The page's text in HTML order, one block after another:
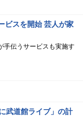
ビスを開始 芸人が家
手伝うサービスも実施す
武道館ライブ」の計